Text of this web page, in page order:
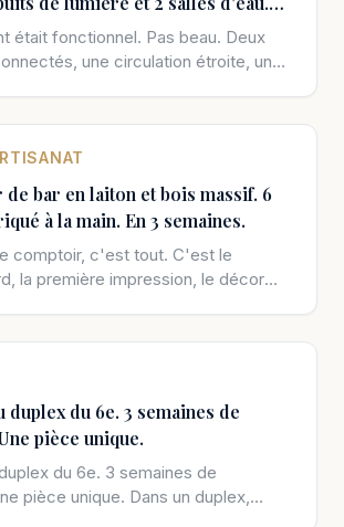
était fonctionnel. Pas beau. Deux
une circulation étroite, une
bar en laiton et bois massif. 6
à la main. En 3 semaines.
comptoir, c'est tout. C'est le
la première impression, le décor
duplex du 6e. 3 semaines de
pièce unique.
du 6e. 3 semaines de
pièce unique. Dans un duplex,